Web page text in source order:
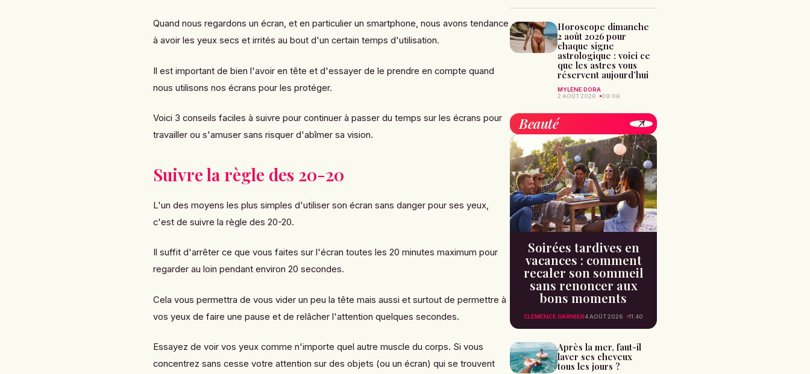
Quand nous regardons un écran, et en particulier un smartphone, nous avons tendance
à avoir les yeux secs et irrités au bout d'un certain temps d'utilisation.
Il est important de bien l'avoir en tête et d'essayer de le prendre en compte quand
nous utilisons nos écrans pour les protéger.
Voici 3 conseils faciles à suivre pour continuer à passer du temps sur les écrans pour
travailler ou s'amuser sans risquer d'abîmer sa vision.
Suivre la règle des 20-20
L'un des moyens les plus simples d'utiliser son écran sans danger pour ses yeux,
c'est de suivre la règle des 20-20.
Il suffit d'arrêter ce que vous faites sur l'écran toutes les 20 minutes maximum pour
regarder au loin pendant environ 20 secondes.
Cela vous permettra de vous vider un peu la tête mais aussi et surtout de permettre à
vos yeux de faire une pause et de relâcher l'attention quelques secondes.
Essayez de voir vos yeux comme n'importe quel autre muscle du corps. Si vous
concentrez sans cesse votre attention sur des objets (ou un écran) qui se trouvent
Horoscope dimanche
2 août 2026 pour
chaque signe
astrologique : voici ce
que les astres vous
réservent aujourd’hui
MYLÈNE DORA
2 AOÛT 2026
09:06
Beauté
Soirées tardives en
vacances : comment
recaler son sommeil
sans renoncer aux
bons moments
CLÉMENCE GARNIER4 AOÛT 2026 11:40
Après la mer, faut-il
laver ses cheveux
tous les jours ?